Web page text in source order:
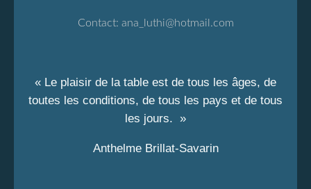
Contact: ana_luthi@hotmail.com
« Le plaisir de la table est de tous les âges, de
toutes les conditions, de tous les pays et de tous
les jours. »
Anthelme Brillat-Savarin